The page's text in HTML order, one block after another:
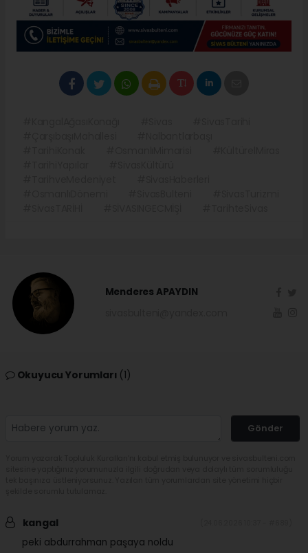
Menderes APAYDIN
Okuyucu Yorumları (1)
Gönder
kangal
peki abdurrahman paşaya noldu